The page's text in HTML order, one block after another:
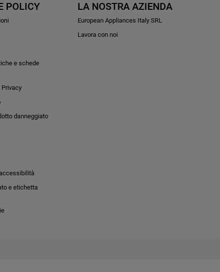
POLICY
e schede
danneggiato
e etichetta
LA NOSTRA AZIENDA
European Appliances Italy SRL
Lavora con noi